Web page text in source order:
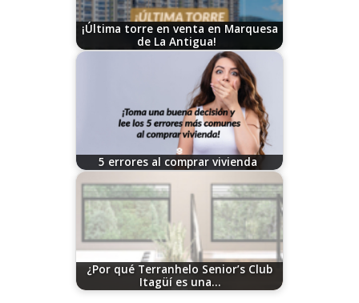
¡Última torre en venta en Marquesa
de La Antigua!
07/27/2026
5 errores al comprar vivienda
11/21/2025
¿Por qué Terranhelo Senior’s Club
Itagüí es una…